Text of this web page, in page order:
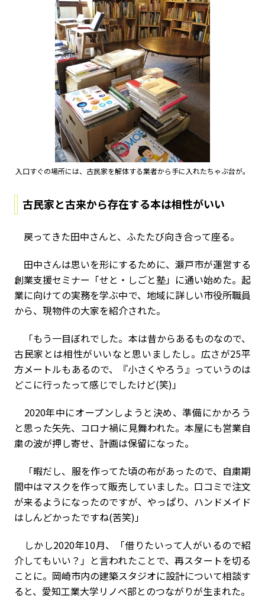
入口すぐの場所には、古民家を解体する業者から手に入れたちゃぶ台が。
古民家と古来から存在する本は相性がいい
戻ってきた田中さんと、ふたたび向き合って座る。
田中さんは思いを形にするために、瀬戸市が運営する
創業支援セミナー「せと・しごと塾」に通い始めた。起
業に向けての実務を学ぶ中で、地域に詳しい市役所職員
から、現物件の大家を紹介された。
「もう一目ぼれでした。本は昔からあるものなので、
古民家とは相性がいいなと思いましたし。広さが25平
方メートルもあるので、『小さくやろう』っていうのは
どこに行ったって感じでしたけど(笑)」
2020年中にオープンしようと決め、準備にかかろう
と思った矢先、コロナ禍に見舞われた。本屋にも営業自
粛の波が押し寄せ、計画は保留になった。
「暇だし、服を作ってた頃の布があったので、自粛期
間中はマスクを作って販売していました。口コミで注文
が来るようになったのですが、やっぱり、ハンドメイド
はしんどかったですね(苦笑)」
しかし2020年10月、「借りたいって人がいるので紹
介してもいい？」と言われたことで、再スタートを切る
ことに。岡崎市内の建築スタジオに設計について相談す
ると、愛知工業大学リノベ部とのつながりが生まれた。